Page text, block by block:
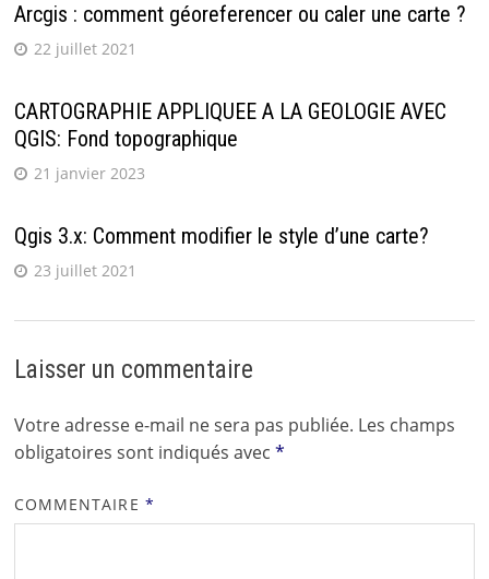
Arcgis : comment géoreferencer ou caler une carte ?
22 juillet 2021
CARTOGRAPHIE APPLIQUEE A LA GEOLOGIE AVEC
QGIS: Fond topographique
21 janvier 2023
Qgis 3.x: Comment modifier le style d’une carte?
23 juillet 2021
Laisser un commentaire
Votre adresse e-mail ne sera pas publiée. Les champs
obligatoires sont indiqués avec *
COMMENTAIRE *